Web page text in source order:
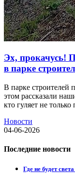
Эх, прокачусь!
в парке
В парке строителей
этом рассказали
кто гуляет не
Новости
04-06-2026
Последние новости
Где не будет